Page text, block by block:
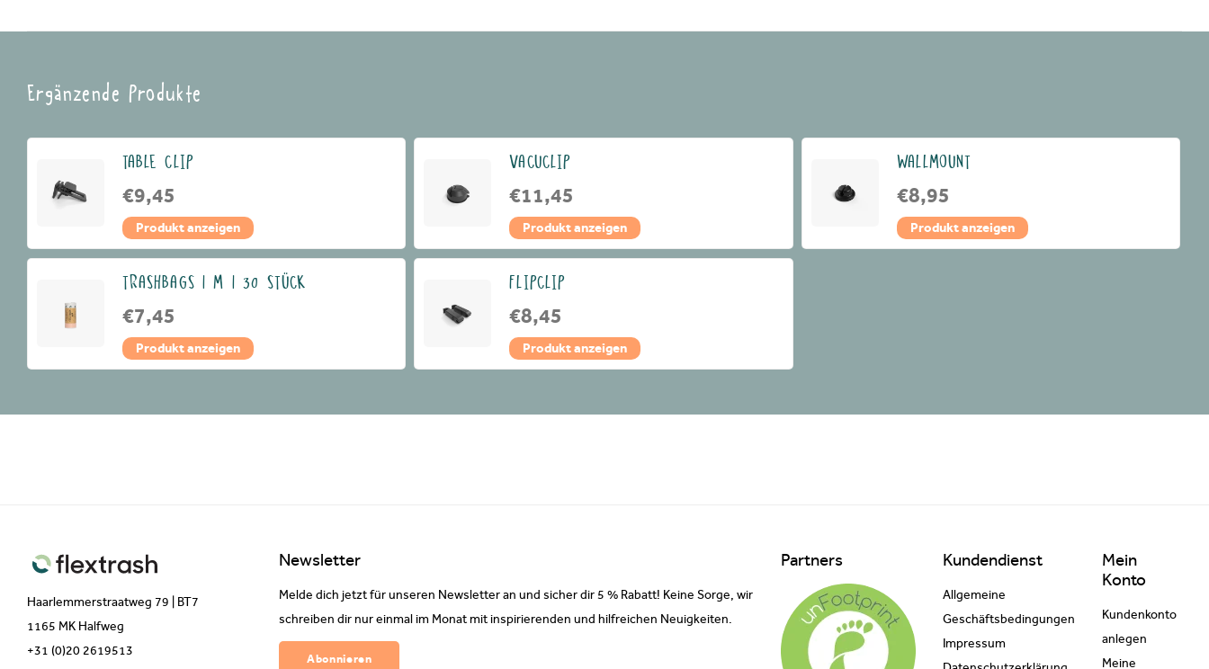
Ergänzende Produkte
TABLE CLIP
€9,45
Produkt anzeigen
VACUCLIP
€11,45
Produkt anzeigen
WALLMOUNT
€8,95
Produkt anzeigen
TRASHBAGS | M | 30 STÜCK
€7,45
Produkt anzeigen
FLIPCLIP
€8,45
Produkt anzeigen
Haarlemmerstraatweg 79 | BT7
1165 MK Halfweg
+31 (0)20 2619513
Newsletter
Melde dich jetzt für unseren Newsletter an und sicher dir 5 % Rabatt! Keine Sorge, wir
schreiben dir nur einmal im Monat mit inspirierenden und hilfreichen Neuigkeiten.
Abonnieren
Partners Kundendienst
Allgemeine
Geschäftsbedingungen
Impressum
Mein
Konto
Kundenkonto
anlegen
Meine